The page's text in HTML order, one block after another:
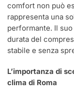
comfort non può
rappresenta una
performante. Il
durata del
stabile e senza
L’importanza di
clima di Roma